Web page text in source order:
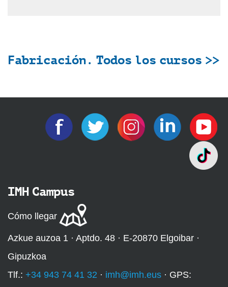
Fabricación. Todos los cursos >>
IMH Campus
Cómo llegar
Azkue auzoa 1 · Aptdo. 48 · E-20870 Elgoibar ·
Gipuzkoa
Tlf.: +34 943 74 41 32 · imh@imh.eus · GPS: